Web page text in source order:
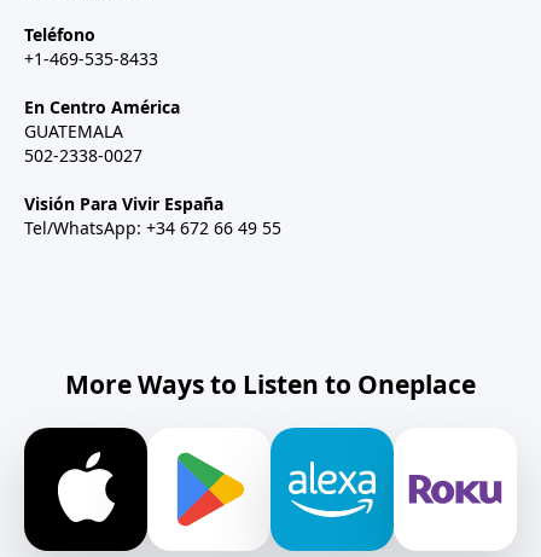
Teléfono
+1-469-535-8433
En Centro América
GUATEMALA
502-2338-0027
Visión Para Vivir España
Tel/WhatsApp: +34 672 66 49 55
More Ways to Listen to Oneplace